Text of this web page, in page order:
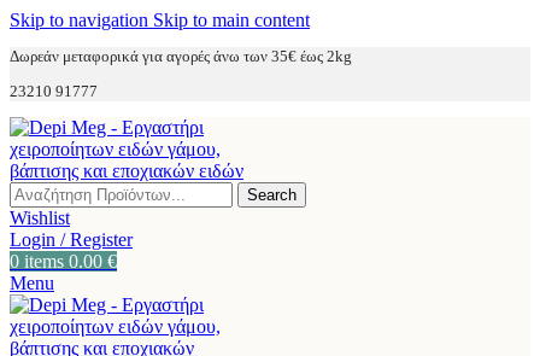
Skip to navigation Skip to main content
Δωρεάν μεταφορικά για αγορές άνω των 35€ έως 2kg
23210 91777
Search
Wishlist
Login / Register
0 items 0.00 €
Menu